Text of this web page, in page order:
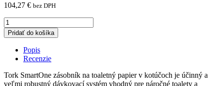
104,27 € bez DPH
Zásobník
Tork
SmartOne®
toaletný
papier,
nerez
(T8)
Pridať do košíka
Popis
Recenzie
Tork SmartOne zásobník na toaletný papier v kotúčoch je účinný a
veľmi robustný dávkovací systém vhodný pre náročné toalety a